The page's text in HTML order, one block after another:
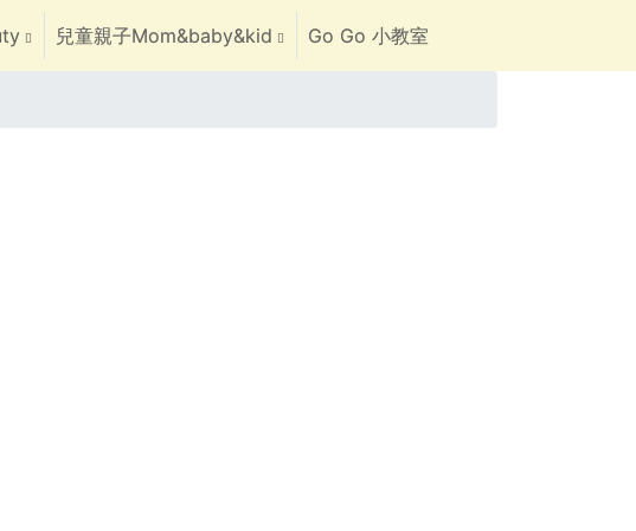
兒童親子Mom&baby&kid Go Go 小教室